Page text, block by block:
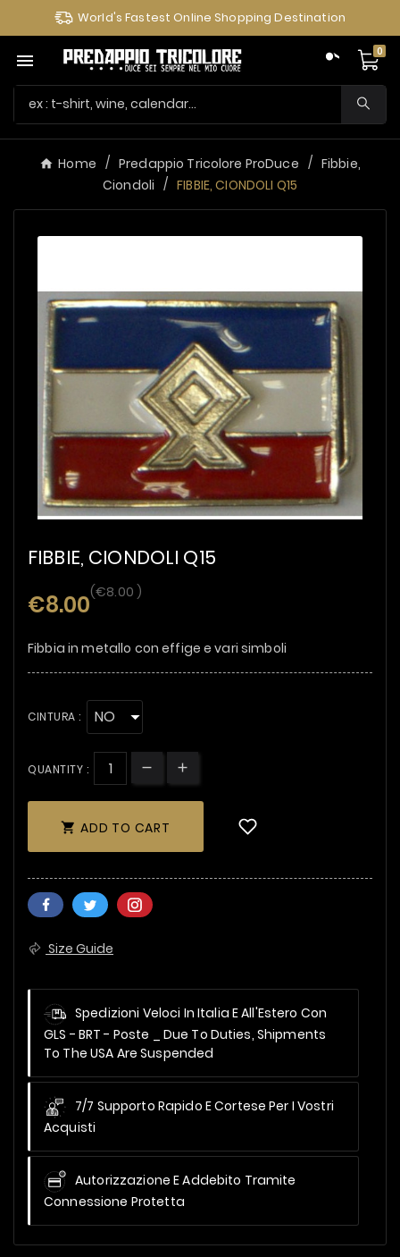
World's Fastest Online Shopping Destination
 0
Home Predappio Tricolore ProDuce
Fibbie,
Ciondoli
FIBBIE, CIONDOLI Q15
FIBBIE, CIONDOLI Q15
€8.00(€8.00 )
Fibbia in metallo con effige e vari simboli
CINTURA :
QUANTITY :
 ADD TO CART
Size Guide
Spedizioni Veloci In Italia E All'Estero Con
GLS - BRT - Poste _ Due To Duties, Shipments
To The USA Are Suspended
7/7 Supporto Rapido E Cortese Per I Vostri
Acquisti
Autorizzazione E Addebito Tramite
Connessione Protetta